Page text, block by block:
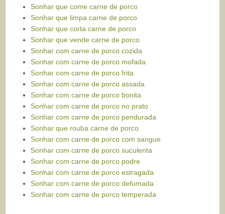
Sonhar que come carne de porco
Sonhar que limpa carne de porco
Sonhar que corta carne de porco
Sonhar que vende carne de porco
Sonhar com carne de porco cozida
Sonhar com carne de porco mofada
Sonhar com carne de porco frita
Sonhar com carne de porco assada
Sonhar com carne de porco bonita
Sonhar com carne de porco no prato
Sonhar com carne de porco pendurada
Sonhar que rouba carne de porco
Sonhar com carne de porco com sangue
Sonhar com carne de porco suculenta
Sonhar com carne de porco podre
Sonhar com carne de porco estragada
Sonhar com carne de porco defumada
Sonhar com carne de porco temperada